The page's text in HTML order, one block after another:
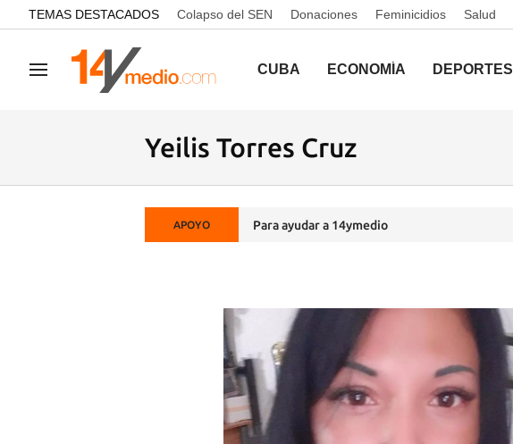
common.go-to-content
TEMAS DESTACADOS Colapso del SEN Donaciones Feminicidios Salud
Navegación CUBA ECONOMÍA DEPORTES
Yeilis Torres Cruz
APOYO Para ayudar a 14ymedio